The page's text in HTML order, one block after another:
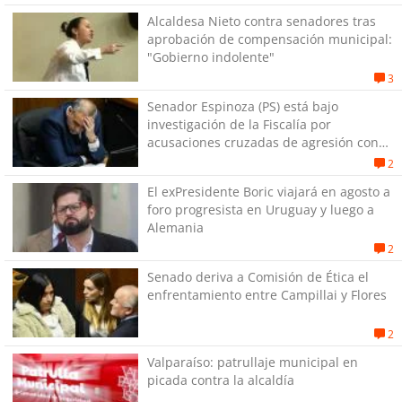
Alcaldesa Nieto contra senadores tras
aprobación de compensación municipal:
"Gobierno indolente"
3
Senador Espinoza (PS) está bajo
investigación de la Fiscalía por
acusaciones cruzadas de agresión con
2
El exPresidente Boric viajará en agosto a
foro progresista en Uruguay y luego a
Alemania
2
Senado deriva a Comisión de Ética el
enfrentamiento entre Campillai y Flores
2
Valparaíso: patrullaje municipal en
picada contra la alcaldía